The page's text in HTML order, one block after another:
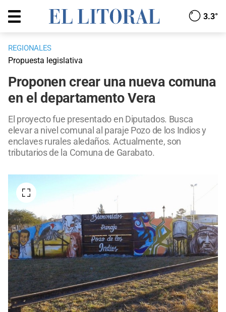
3.3°
REGIONALES
Propuesta legislativa
Proponen crear una nueva comuna
en el departamento Vera
El proyecto fue presentado en Diputados. Busca
elevar a nivel comunal al paraje Pozo de los Indios y
enclaves rurales aledaños. Actualmente, son
tributarios de la Comuna de Garabato.